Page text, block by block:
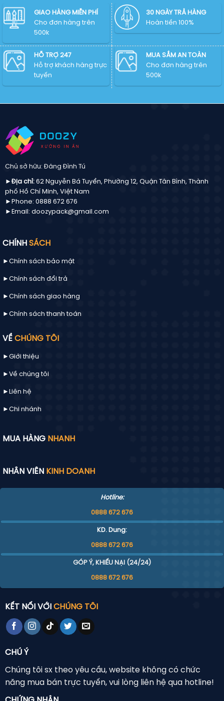
EPS,
CDR,
SVG,
PNG
chulogo
chuẩn
mới
miễn
phí
File
AI,
EPS,
CDR,
SVG,
PNG
chuẩn
mới
GIAO HÀNG MIỄN PHÍ
Cho đơn hàng trên
500k
30 NGÀY TRẢ HÀNG
Hoàn tiền 100%
HỖ TRỢ 247
Hỗ trợ khách hàng trực
tuyến
MUA SẮM AN TOÀN
Cho đơn hàng trên
500k
Chủ sở hữu: Đăng Đình Tú
►Địa chỉ: 62 Nguyễn Bá Tuyển, Phường 12, Quận Tân Bình, Thành
phố Hồ Chí Minh, Việt Nam
►Phone: 0888 672 676
►Email: doozypack@gmail.com
CHÍNH SÁCH
►Chính sách bảo mật
►Chính sách đổi trả
►Chính sách giao hàng
►Chính sách thanh toán
VỀ CHÚNG TÔI
►Giới thiệu
►Về chúng tôi
► Liên hệ
►Chi nhánh
MUA HÀNG NHANH
NHÂN VIÊN KINH DOANH
Hotline:
0888 672 676
KD. Dung:
0888 672 676
GÓP Ý, KHIẾU NẠI (24/24)
0888 672 676
KẾT NỐI VỚI CHÚNG TÔI
CHÚ Ý
Chúng tôi sx theo yêu cầu, website không có chức
năng mua bán trực tuyến, vui lòng liên hệ qua hotline!